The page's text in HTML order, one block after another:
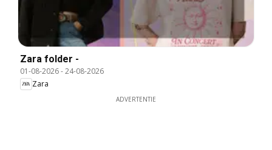
Zara folder -
01-08-2026-24-08-2026
Zara
ADVERTENTIE